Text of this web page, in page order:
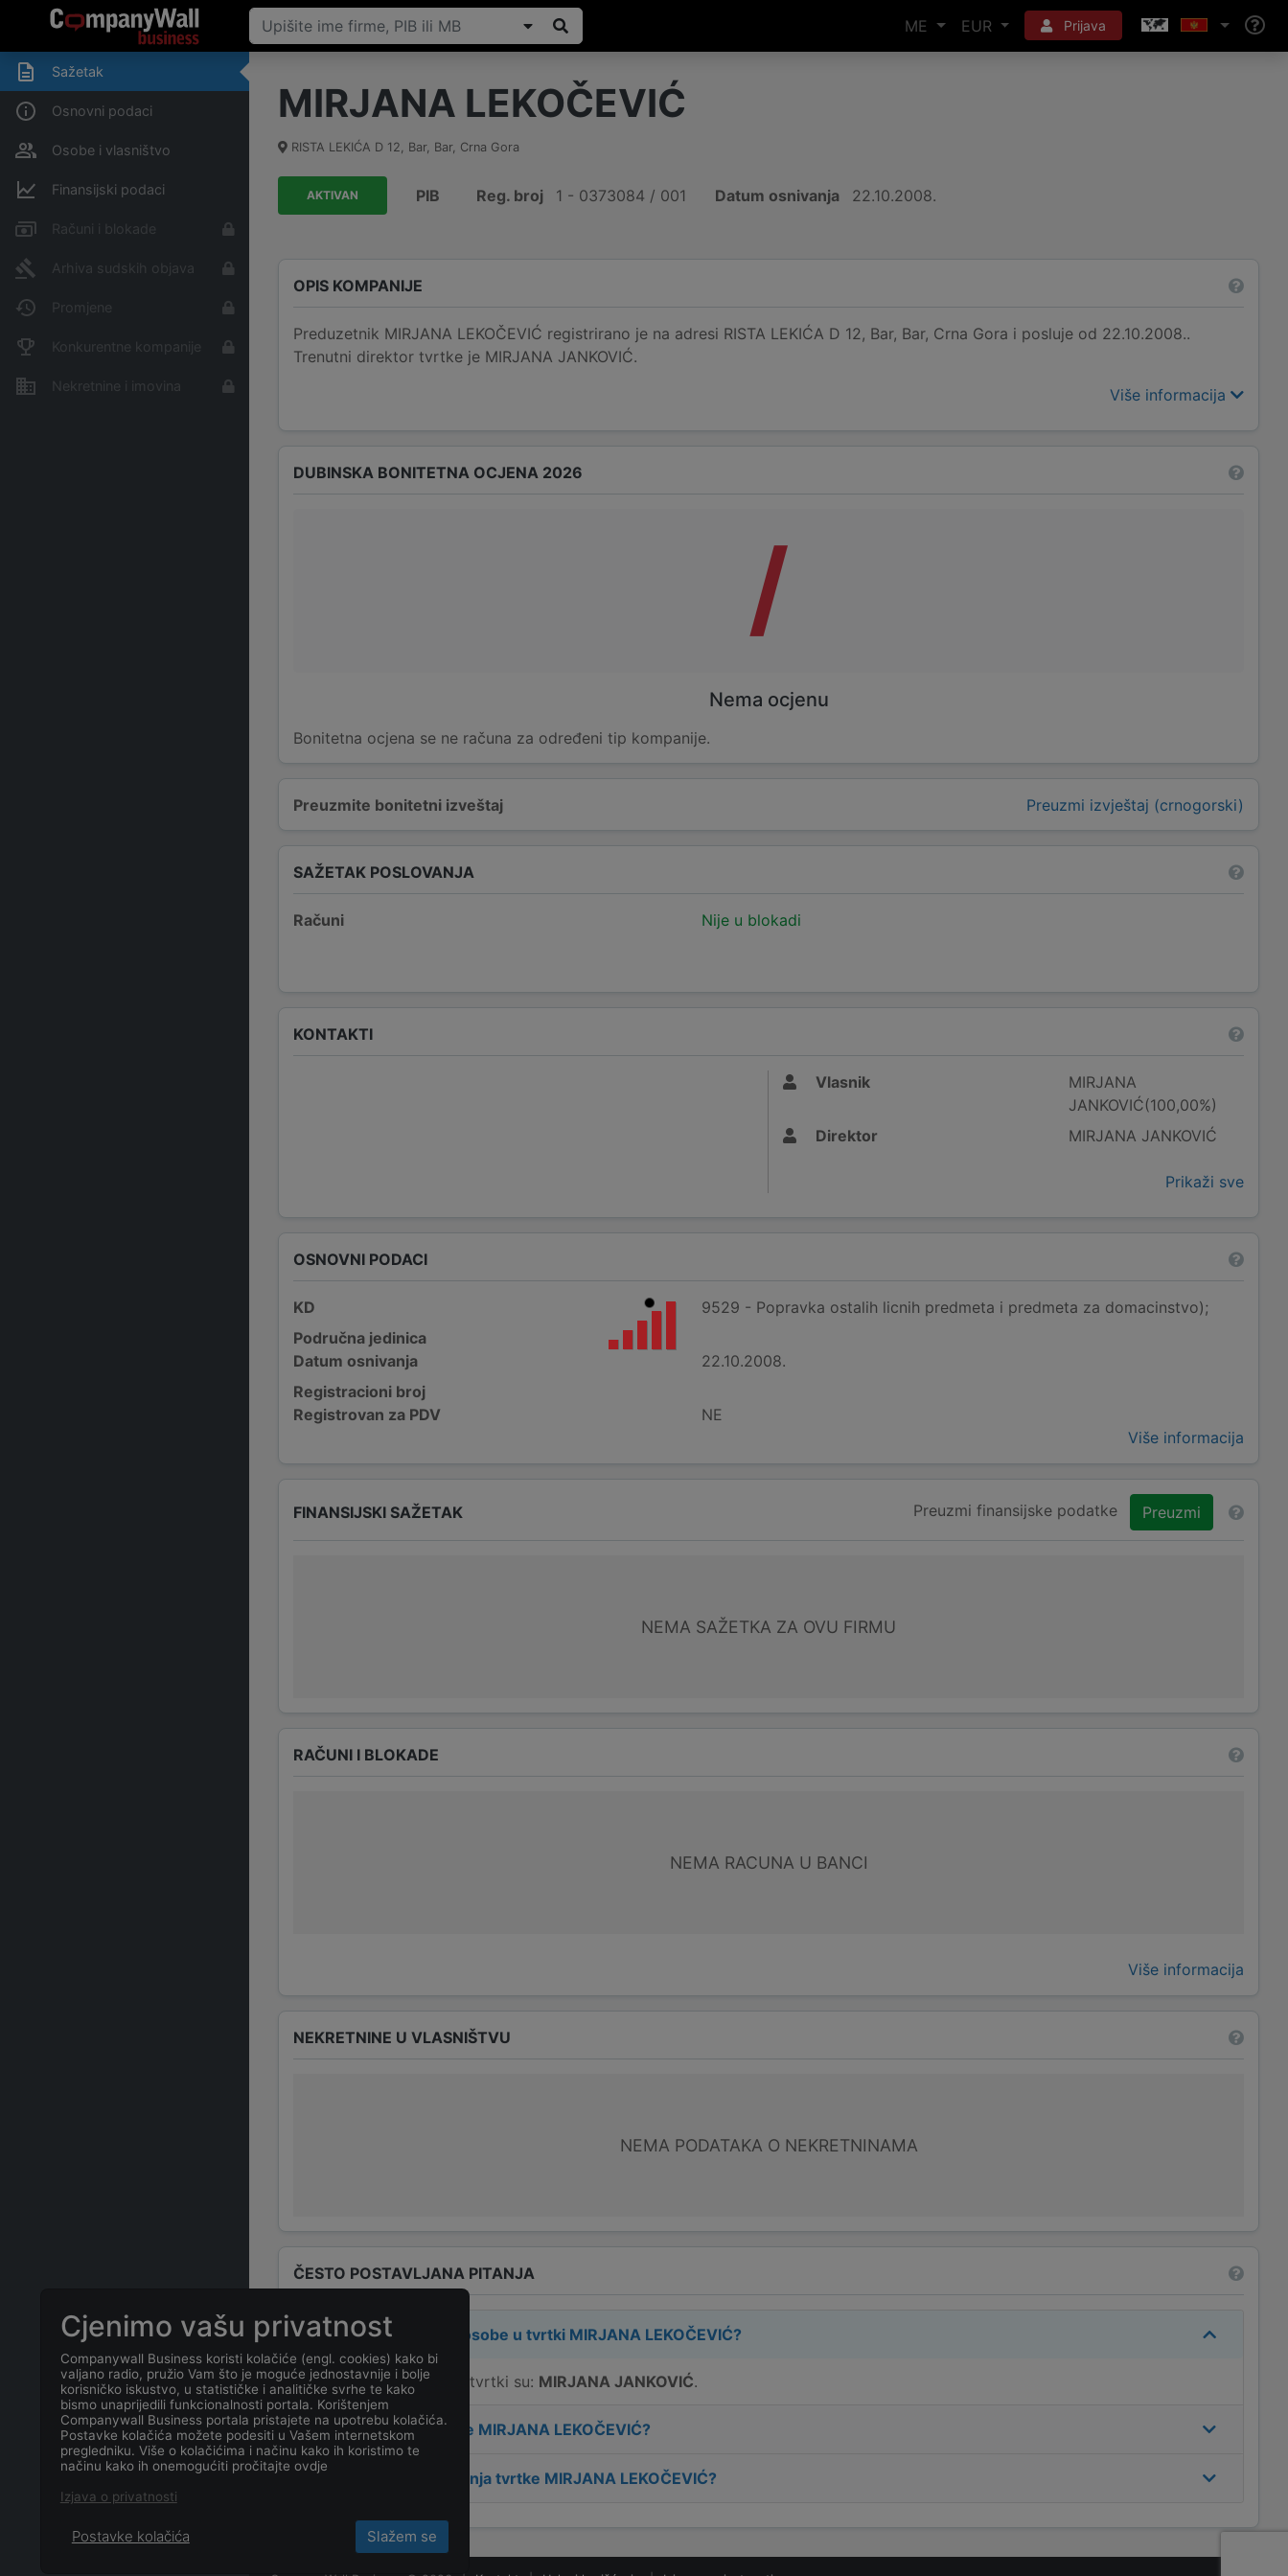
ME EUR Prijava
Sažetak
Osnovni podaci
Osobe i vlasništvo
Finansijski podaci
Računi i blokade
Arhiva sudskih objava
Promjene
Konkurentne kompanije
Nekretnine i imovina
MIRJANA LEKOČEVIĆ
RISTA LEKIĆA D 12, Bar, Bar, Crna Gora
AKTIVAN PIB Reg. broj 1 - 0373084 / 001 Datum osnivanja 22.10.2008.
OPIS KOMPANIJE
Preduzetnik MIRJANA LEKOČEVIĆ registrirano je na adresi RISTA LEKIĆA D 12, Bar, Bar, Crna Gora i posluje od 22.10.2008..
Trenutni direktor tvrtke je MIRJANA JANKOVIĆ.
Više informacija
Preuzmite bonitetni izveštaj Preuzmi izvještaj (crnogorski)
DUBINSKA BONITETNA OCJENA 2026
/
Nema ocjenu
Bonitetna ocjena se ne računa za određeni tip kompanije.
SAŽETAK POSLOVANJA
Računi Nije u blokadi
KONTAKTI
Vlasnik
MIRJANA
JANKOVIĆ(100,00%)
Direktor
MIRJANA JANKOVIĆ
Prikaži sve
OSNOVNI PODACI
KD
9529 - Popravka ostalih licnih predmeta i predmeta za domacinstvo);
Područna jedinica
Datum osnivanja
22.10.2008.
Registracioni broj
Registrovan za PDV
NE
Više informacija
FINANSIJSKI SAŽETAK Preuzmi finansijske podatke Preuzmi
NEMA SAŽETKA ZA OVU FIRMU
RAČUNI I BLOKADE
NEMA RACUNA U BANCI
Više informacija
NEKRETNINE U VLASNIŠTVU
NEMA PODATAKA O NEKRETNINAMA
ČESTO POSTAVLJANA PITANJA
Tko su odgovorne osobe u tvrtki MIRJANA LEKOČEVIĆ?
Odgovorne osobe u tvrtki su: MIRJANA JANKOVIĆ.
Koja je adresa tvrtke MIRJANA LEKOČEVIĆ?
Koji je datum osnivanja tvrtke MIRJANA LEKOČEVIĆ?
Cjenimo vašu privatnost
Companywall Business koristi kolačiće (engl. cookies) kako bi
valjano radio, pružio Vam što je moguće jednostavnije i bolje
korisničko iskustvo, u statističke i analitičke svrhe te kako
bismo unaprijedili funkcionalnosti portala. Korištenjem
Companywall Business portala pristajete na upotrebu kolačića.
Postavke kolačića možete podesiti u Vašem internetskom
pregledniku. Više o kolačićima i načinu kako ih koristimo te
načinu kako ih onemogućiti pročitajte ovdje
Izjava o privatnosti
Postavke kolačića Slažem se